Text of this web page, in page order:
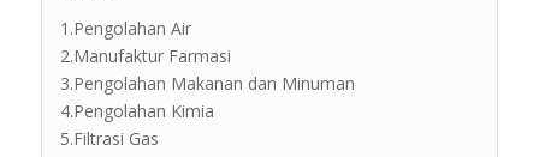
1.Pengolahan Air
2.Manufaktur Farmasi
3.Pengolahan Makanan dan Minuman
4.Pengolahan Kimia
5.Filtrasi Gas